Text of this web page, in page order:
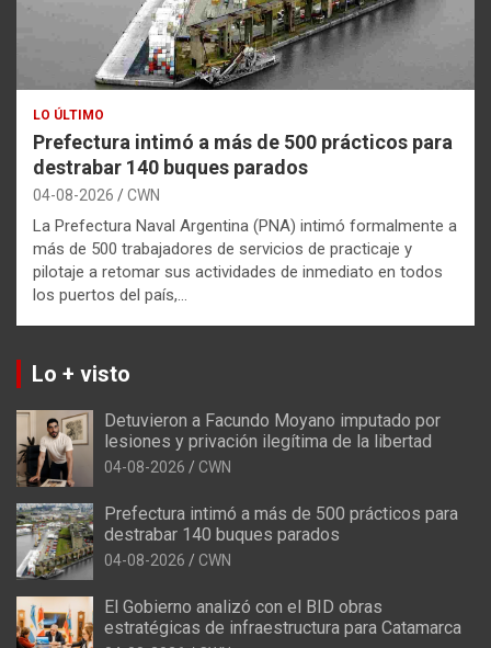
LO ÚLTIMO
Prefectura intimó a más de 500 prácticos para
destrabar 140 buques parados
04-08-2026 CWN
La Prefectura Naval Argentina (PNA) intimó formalmente a
más de 500 trabajadores de servicios de practicaje y
pilotaje a retomar sus actividades de inmediato en todos
los puertos del país,…
Lo + visto
Detuvieron a Facundo Moyano imputado por
lesiones y privación ilegítima de la libertad
04-08-2026 CWN
Prefectura intimó a más de 500 prácticos para
destrabar 140 buques parados
04-08-2026 CWN
El Gobierno analizó con el BID obras
estratégicas de infraestructura para Catamarca